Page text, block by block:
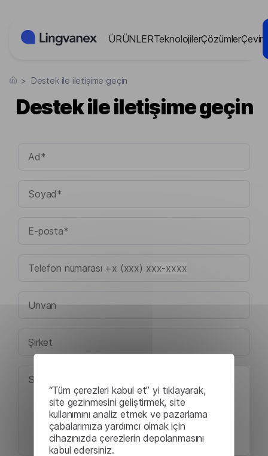
“Tüm çerezleri kabul et” yi tıklayarak,
site gezinmesini geliştirmek, site
kullanımını analiz etmek ve pazarlama
çabalarımıza yardımcı olmak için
cihazınızda çerezlerin depolanmasını
kabul edersiniz.
ÜRÜNLERTeknolojilerÇözümlerÇevir
> Destek ile iletişime geçin
Destek ile iletişime geçin